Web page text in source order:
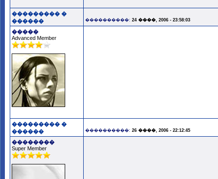
��������� �
������
����������: 24 ����, 2006 - 23:58:03
�����
Advanced Member
��������� �
������
����������: 26 ����, 2006 - 22:12:45
��������
Super Member